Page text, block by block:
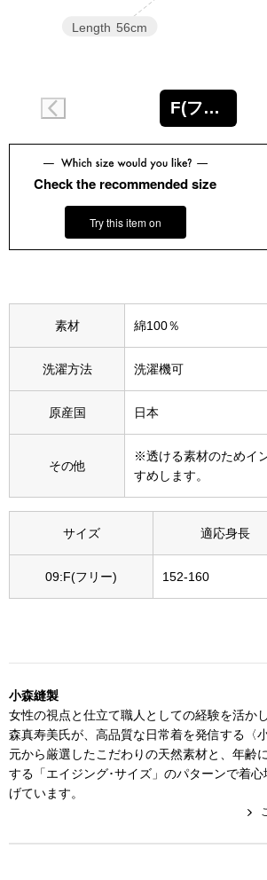
Miss Kyouko／ミスキョウコ
ランド
ビー すべて見る
ーブルウェア
ズ
Length 56cm
F(フリー)
Check the recommended size
Try this item on
素材 綿100％
洗濯方法 洗濯機可
原産国 日本
その他
※透ける素材のためイ
すめします。
サイズ 適応身長
09:F(フリー) 152-160
小森縫製
女性の視点と仕立て職人としての経験を活か
森真寿美氏が、高品質な日常着を発信する〈
元から厳選したこだわりの天然素材と、年齢
する「エイジング･サイズ」のパターンで着
げています。